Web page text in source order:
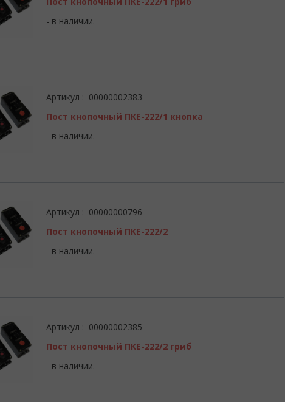
- в наличии.
Артикул : 00000002383
Пост кнопочный ПКЕ-222/1 кнопка
- в наличии.
Артикул : 00000000796
Пост кнопочный ПКЕ-222/2
- в наличии.
Артикул : 00000002385
Пост кнопочный ПКЕ-222/2 гриб
- в наличии.